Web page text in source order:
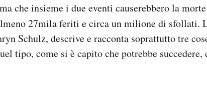
che insieme i due eventi causerebbero la
27mila feriti e circa un milione di sfollati.
Schulz, descrive e racconta soprattutto tre
tipo, come si è capito che potrebbe succedere,